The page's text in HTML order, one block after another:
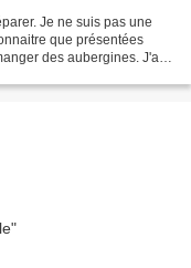
Je ne suis pas une
que présentées
des aubergines. J'ai